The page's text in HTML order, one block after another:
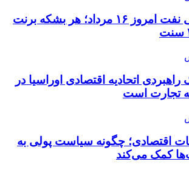
قیمت جهانی نفت امروز ۱۶ مرداد؛ هر بشکه برنت
راهبردی اتحادیه اقتصادی اوراسیا در
تجارت است
ثبات اقتصادی؛ چگونه سیاست پولی به
کمک می‌کند